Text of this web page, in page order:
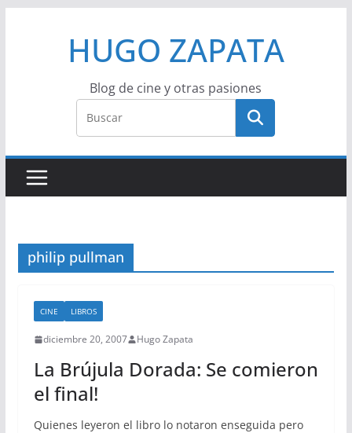
HUGO ZAPATA
Blog de cine y otras pasiones
philip pullman
CINE LIBROS
diciembre 20, 2007 Hugo Zapata
La Brújula Dorada: Se comieron
el final!
Quienes leyeron el libro lo notaron enseguida pero